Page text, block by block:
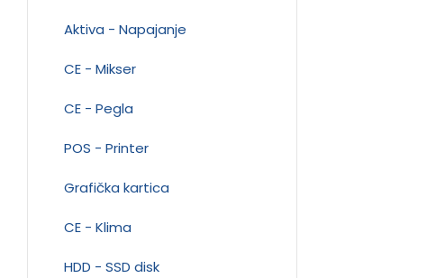
Aktiva - Napajanje
CE - Mikser
CE - Pegla
POS - Printer
Grafička kartica
CE - Klima
HDD - SSD disk